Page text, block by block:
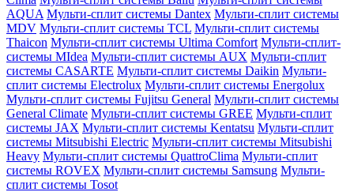
AQUA Мульти-сплит системы Dantex Мульти-сплит системы
MDV Мульти-сплит системы TCL Мульти-сплит системы
Thaicon Мульти-сплит системы Ultima Comfort Мульти-сплит-
системы MIdea Мульти-сплит системы AUX Мульти-сплит
системы CASARTE Мульти-сплит системы Daikin Мульти-
сплит системы Electrolux Мульти-сплит системы Energolux
Мульти-сплит системы Fujitsu General Мульти-сплит системы
General Climate Мульти-сплит системы GREE Мульти-сплит
системы JAX Мульти-сплит системы Kentatsu Мульти-сплит
системы Mitsubishi Electric Мульти-сплит системы Mitsubishi
Heavy Мульти-сплит системы QuattroClima Мульти-сплит
системы ROVEX Мульти-сплит системы Samsung Мульти-
сплит системы Tosot